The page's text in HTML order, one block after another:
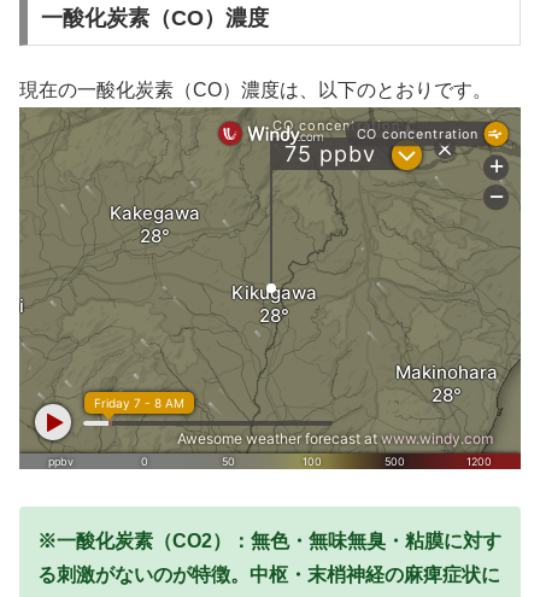
一酸化炭素（CO）濃度
現在の一酸化炭素（CO）濃度は、以下のとおりです。
※一酸化炭素（CO2）：無色・無味無臭・粘膜に対す
る刺激がないのが特徴。中枢・末梢神経の麻痺症状に